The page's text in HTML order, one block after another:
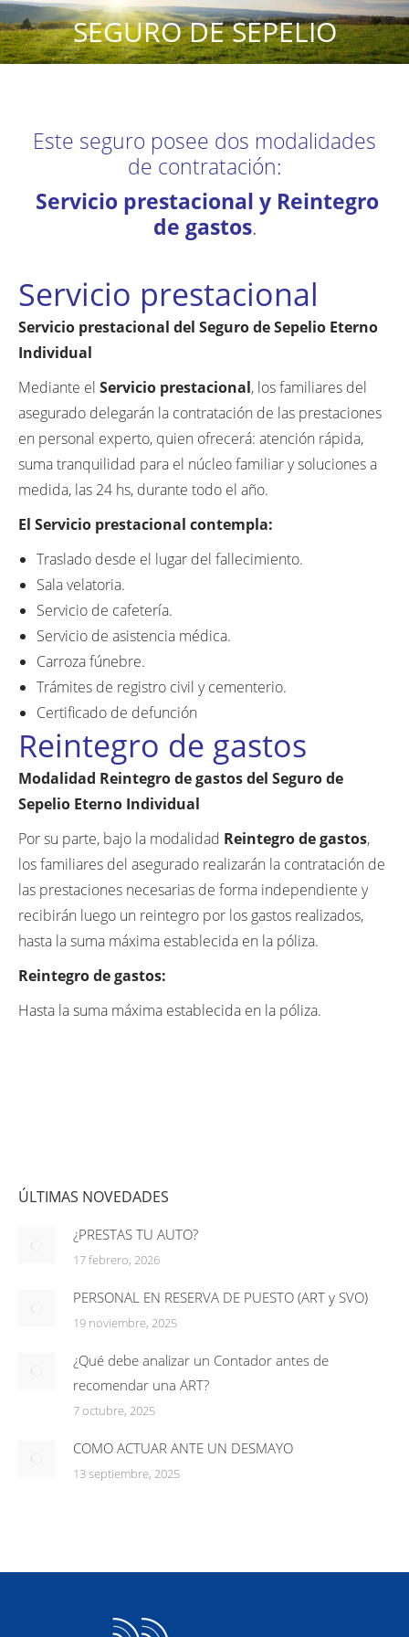
SEGURO DE SEPELIO
Este seguro posee dos modalidades
de contratación:
Servicio prestacional y Reintegro
de gastos.
Servicio prestacional
Servicio prestacional del Seguro de Sepelio Eterno
Individual
Mediante el Servicio prestacional, los familiares del
asegurado delegarán la contratación de las prestaciones
en personal experto, quien ofrecerá: atención rápida,
suma tranquilidad para el núcleo familiar y soluciones a
medida, las 24 hs, durante todo el año.
El Servicio prestacional contempla:
Traslado desde el lugar del fallecimiento.
Sala velatoria.
Servicio de cafetería.
Servicio de asistencia médica.
Carroza fúnebre.
Trámites de registro civil y cementerio.
Certificado de defunción
Reintegro de gastos
Modalidad Reintegro de gastos del Seguro de
Sepelio Eterno Individual
Por su parte, bajo la modalidad Reintegro de gastos,
los familiares del asegurado realizarán la contratación de
las prestaciones necesarias de forma independiente y
recibirán luego un reintegro por los gastos realizados,
hasta la suma máxima establecida en la póliza.
Reintegro de gastos:
Hasta la suma máxima establecida en la póliza.
ÚLTIMAS NOVEDADES
¿PRESTAS TU AUTO?
17 febrero, 2026
PERSONAL EN RESERVA DE PUESTO (ART y SVO)
19 noviembre, 2025
¿Qué debe analizar un Contador antes de
recomendar una ART?
7 octubre, 2025
COMO ACTUAR ANTE UN DESMAYO
13 septiembre, 2025